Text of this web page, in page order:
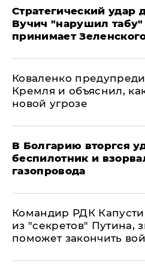
Стратегический удар
Вучич "нарушил табу"
принимает
Коваленко
Кремля и объяснил,
новой угрозе
В Болгарию вторгся
беспилотник и
газопровода
Командир РДК
из "секретов" Путина,
поможет закончить